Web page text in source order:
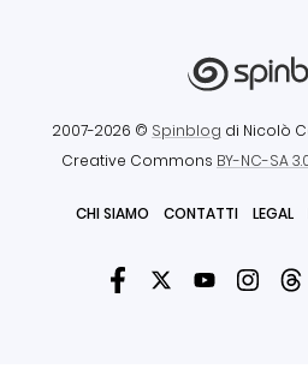
2007-2026 © Spinblog di Nicolò
Creative Commons BY-NC-SA
CHI SIAMO CONTATTI LEGAL